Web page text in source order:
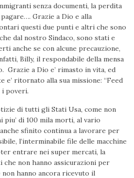
senza documenti, la perdita
Grazie a Dio e alla
questi due punti e altri che sono
dal nostro Sindaco, sono stati e
anche se con alcune precauzione,
Billy, il respondabile della mensa
Grazie a Dio e’ rimasto in vita, ed
e’ ritornato alla sua missione: “Feed
i poveri.
di tutti gli Stati Usa, come non
piu’ di 100 mila morti, al vario
sfinito continua a lavorare per
l’interminabile file delle macchine
entrare nei super mercati, la
che non hanno assicurazioni per
hanno ancora ricevuto il